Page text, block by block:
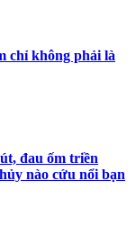
chỉ không phải là
đau ốm triền
nào cứu nổi bạn